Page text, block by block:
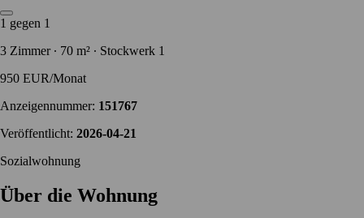
1 gegen 1
3 Zimmer ∙ 70 m² ∙ Stockwerk 1
950 EUR/Monat
Anzeigennummer: 151767
Veröffentlicht: 2026-04-21
Sozialwohnung
Über die Wohnung